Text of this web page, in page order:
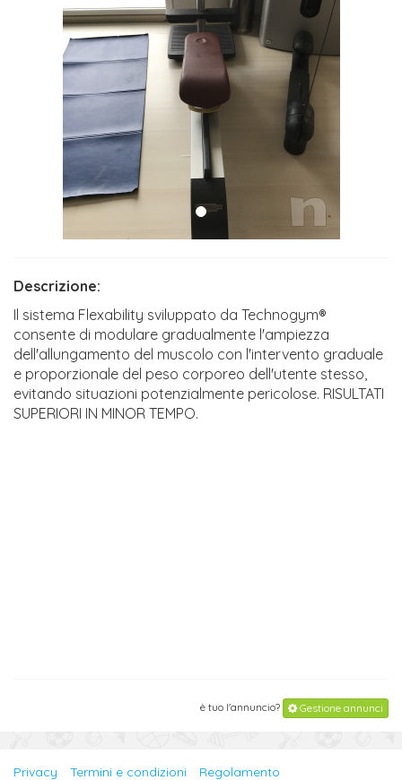
Descrizione:
Il sistema Flexability sviluppato da Technogym®
consente di modulare gradualmente l'ampiezza
dell'allungamento del muscolo con l'intervento graduale
e proporzionale del peso corporeo dell'utente stesso,
evitando situazioni potenzialmente pericolose. RISULTATI
SUPERIORI IN MINOR TEMPO.
è tuo l'annuncio? Gestione annunci
Privacy Termini e condizioni Regolamento